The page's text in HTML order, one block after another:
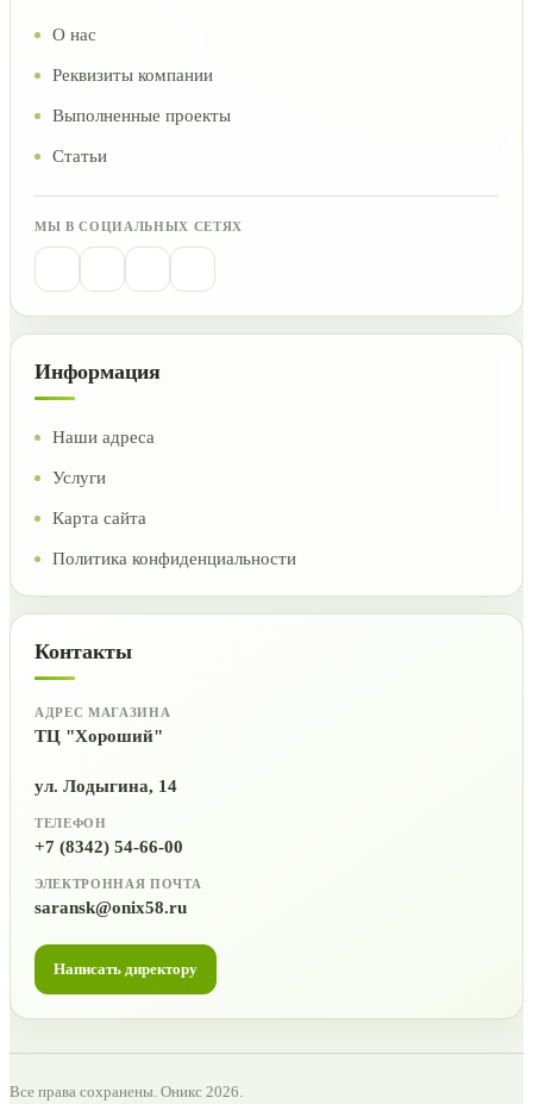
О нас
Реквизиты компании
Выполненные проекты
Статьи
МЫ В СОЦИАЛЬНЫХ СЕТЯХ
Информация
Наши адреса
Услуги
Карта сайта
Политика конфиденциальности
Контакты
АДРЕС МАГАЗИНА
ТЦ "Хороший"
ул. Лодыгина, 14
ТЕЛЕФОН
+7 (8342) 54-66-00
ЭЛЕКТРОННАЯ ПОЧТА
saransk@onix58.ru
Написать директору
Все права сохранены. Оникс 2026.